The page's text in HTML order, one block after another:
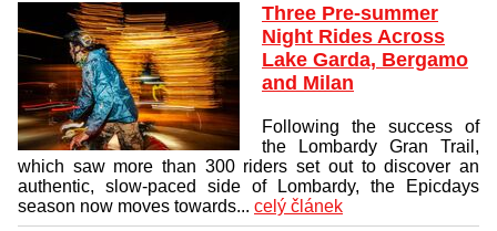
Three Pre-summer
Night Rides Across
Lake Garda, Bergamo
and Milan
Following the success of
the Lombardy Gran Trail,
which saw more than 300 riders set out to discover an
authentic, slow-paced side of Lombardy, the Epicdays
season now moves towards... celý článek